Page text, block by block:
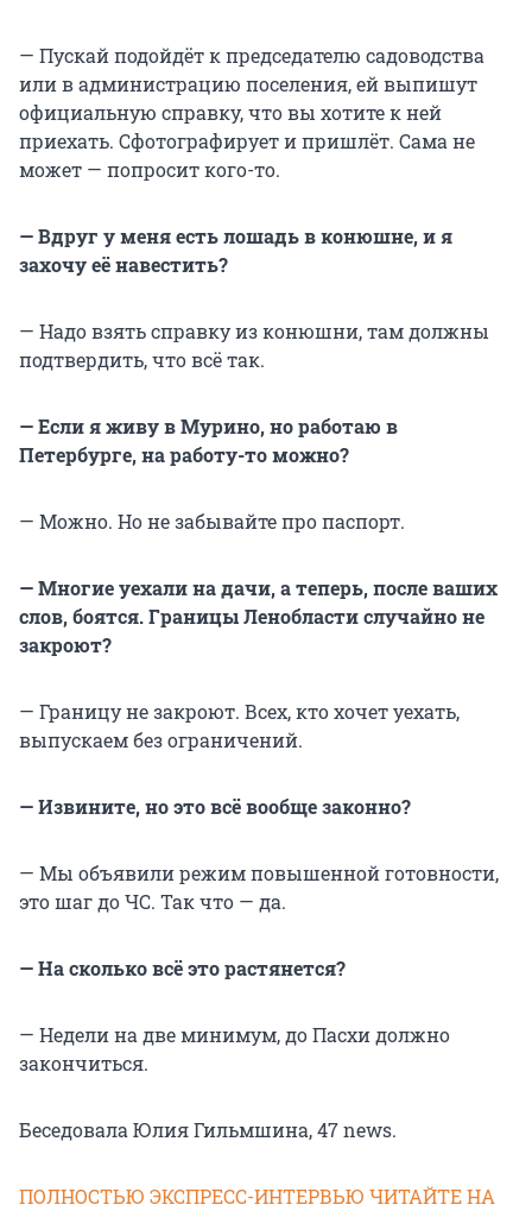
— Пускай подойдёт к председателю садоводства
или в администрацию поселения, ей выпишут
официальную справку, что вы хотите к ней
приехать. Сфотографирует и пришлёт. Сама не
может — попросит кого-то.
— Вдруг у меня есть лошадь в конюшне, и я
захочу её навестить?
— Надо взять справку из конюшни, там должны
подтвердить, что всё так.
— Если я живу в Мурино, но работаю в
Петербурге, на работу-то можно?
— Можно. Но не забывайте про паспорт.
— Многие уехали на дачи, а теперь, после ваших
слов, боятся. Границы Ленобласти случайно не
закроют?
— Границу не закроют. Всех, кто хочет уехать,
выпускаем без ограничений.
— Извините, но это всё вообще законно?
— Мы объявили режим повышенной готовности,
это шаг до ЧС. Так что — да.
— На сколько всё это растянется?
— Недели на две минимум, до Пасхи должно
закончиться.
Беседовала Юлия Гильмшина, 47 news.
ПОЛНОСТЬЮ ЭКСПРЕСС-ИНТЕРВЬЮ ЧИТАЙТЕ НА